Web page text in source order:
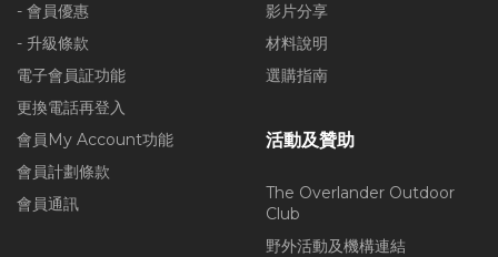
- 會員優惠
- 升級條款
電子會員証功能
更換電話再登入
會員My Account功能
會員計劃條款
會員通訊
影片分享
材料說明
選購指南
活動及贊助
The Overlander Outdoor
Club
野外活動及機構連結